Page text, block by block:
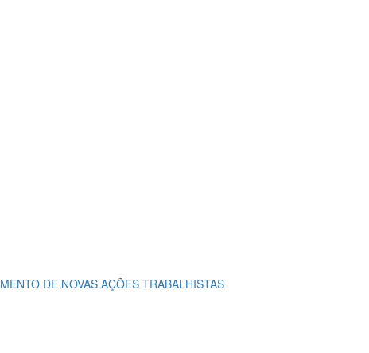
DE NOVAS AÇÕES TRABALHISTAS